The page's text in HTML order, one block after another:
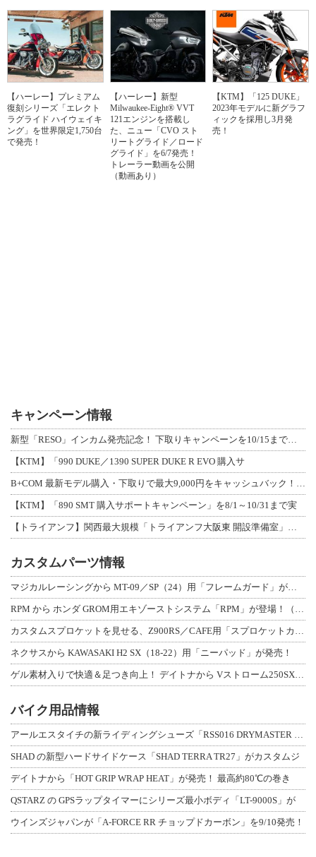
【ハーレー】プレミアム
復刻シリーズ「エレクト
ラグライド ハイウェイキ
ング」を世界限定1,750台
で発売！
【ハーレー】新型
Milwaukee-Eight® VVT
121エンジンを搭載し
た、ニュー「CVO スト
リートグライド／ロード
グライド」を6/7発売！
トレーラー動画を公開
（動画あり）
【KTM】「125 DUKE」
2023年モデルに新グラフ
ィックを採用し3月発
売！
キャンペーン情報
新型「RESO」インカム発売記念！ 下取りキャンペーンを10/15まで延長して開
【KTM】「990 DUKE／1390 SUPER DUKE R EVO 購入サ
B+COM 最新モデル購入・下取りで最大9,000円をキャッシュバック！「B+F
【KTM】「890 SMT 購入サポートキャンペーン」を8/1～10/31まで実
【トライアンフ】関西最大規模「トライアンフ大阪東 開設準備室」がオープン！ 限定
カスタムパーツ情報
マジカルレーシングから MT-09／SP（24）用「フレームガード」が登場！
RPM から ホンダ GROM用エキゾーストシステム「RPM」が登場！（動画あり
カスタムスプロケットを見せる、Z900RS／CAFE用「スプロケットカバーフルキ
ネクサスから KAWASAKI H2 SX（18-22）用「ニーパッド」が発売！
ゲル素材入りで快適＆足つき向上！ デイトナから Vストローム250SX用「快適ロ
バイク用品情報
アールエスタイチの新ライディングシューズ「RSS016 DRYMASTER スト
SHAD の新型ハードサイドケース「SHAD TERRA TR27」がカスタムジ
デイトナから「HOT GRIP WRAP HEAT」が発売！ 最高約80℃の巻き
QSTARZ の GPSラップタイマーにシリーズ最小ボディ「LT-9000S」が
ウインズジャパンが「A-FORCE RR チョップドカーボン」を9/10発売！